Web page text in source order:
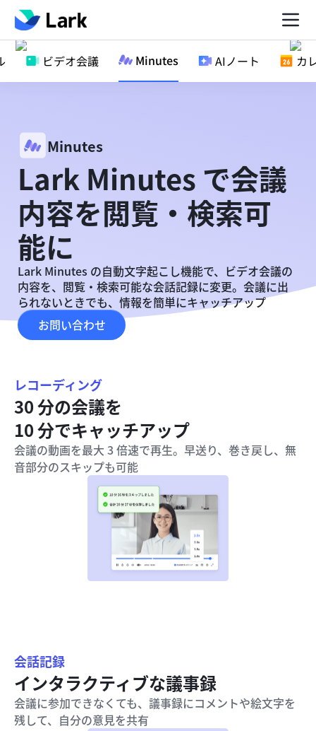
ビデオ会議 Minutes AIノート カ
Minutes
Lark Minutes で会議
内容を閲覧・検索可
能に
Lark Minutes の自動文字起こし機能で、ビデオ会議の
内容を、閲覧・検索可能な会話記録に変更。会議に出
られないときでも、情報を簡単にキャッチアップ
お問い合わせ
レコーディング
30 分の会議を
10 分でキャッチアップ
会議の動画を最大 3 倍速で再生。早送り、巻き戻し、無
音部分のスキップも可能
会話記録
インタラクティブな議事録
会議に参加できなくても、議事録にコメントや絵文字を
残して、自分の意見を共有